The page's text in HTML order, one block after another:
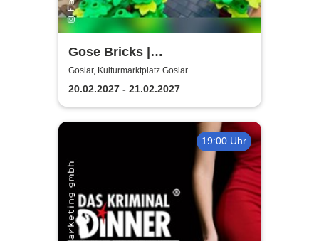
Gose Bricks |
Kulturmarktplatz Goslar
Goslar, Kulturmarktplatz Goslar
20.02.2027 - 21.02.2027
19:00 Uhr